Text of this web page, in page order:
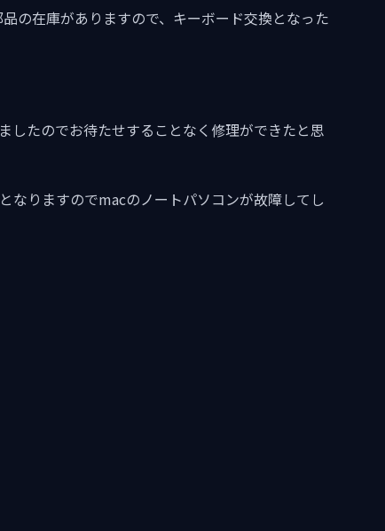
の在庫がありますので、キーボード交換となった
したのでお待たせすることなく修理ができたと思
なりますのでmacのノートパソコンが故障してし